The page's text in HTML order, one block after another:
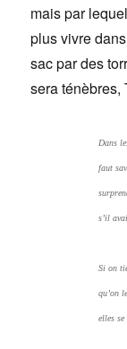
mais par
plus vivre
sac par des
sera
Dans
faut
s’il
Si on
qu’on
elles